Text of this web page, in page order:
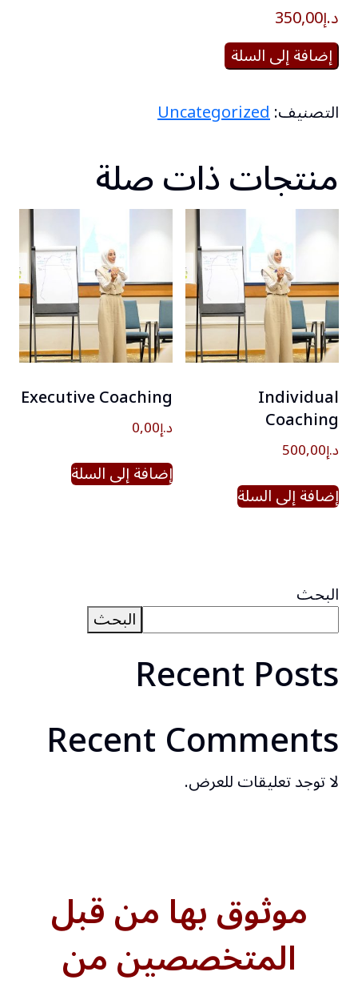
د.إ350,00
كمية
مشاعر
لذيذة
إضافة إلى السلة
التصنيف:Uncategorized
منتجات ذات صلة
Individual
Coaching
د.إ500,00
إضافة إلى السلة
Executive Coaching
د.إ0,00
إضافة إلى السلة
البحث
البحث
Recent Posts
Recent Comments
لا توجد تعليقات للعرض.
موثوق بها من قبل
المتخصصين من